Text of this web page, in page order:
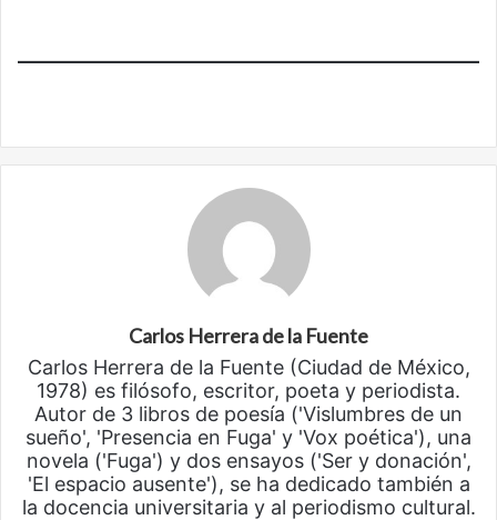
Carlos Herrera de la Fuente
Carlos Herrera de la Fuente (Ciudad de México,
1978) es filósofo, escritor, poeta y periodista.
Autor de 3 libros de poesía ('Vislumbres de un
sueño', 'Presencia en Fuga' y 'Vox poética'), una
novela ('Fuga') y dos ensayos ('Ser y donación',
'El espacio ausente'), se ha dedicado también a
la docencia universitaria y al periodismo cultural.